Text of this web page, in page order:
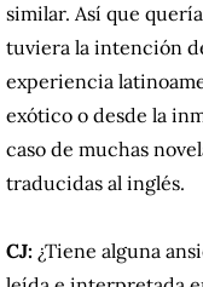
similar. Así que
tuviera la intención
experiencia
exótico o desde la
caso de muchas
traducidas al inglés.
CJ: ¿Tiene alguna